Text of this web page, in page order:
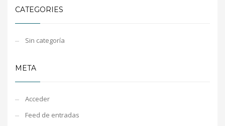
CATEGORIES
Sin categoría
META
Acceder
Feed de entradas